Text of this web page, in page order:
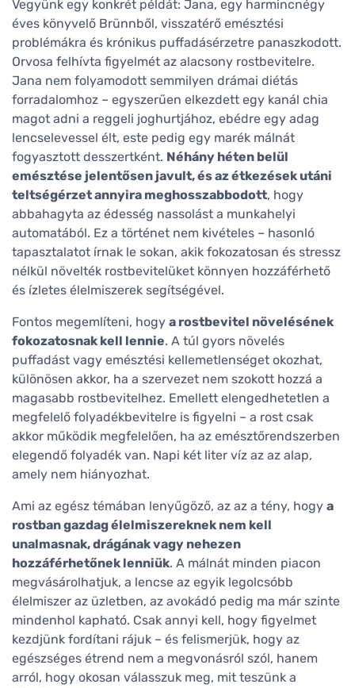
Vegyünk egy konkrét példát: Jana, egy harmincnégy
éves könyvelő Brünnből, visszatérő emésztési
problémákra és krónikus puffadásérzetre panaszkodott.
Orvosa felhívta figyelmét az alacsony rostbevitelre.
Jana nem folyamodott semmilyen drámai diétás
forradalomhoz – egyszerűen elkezdett egy kanál chia
magot adni a reggeli joghurtjához, ebédre egy adag
lencselevessel élt, este pedig egy marék málnát
fogyasztott desszertként. Néhány héten belül
emésztése jelentősen javult, és az étkezések utáni
teltségérzet annyira meghosszabbodott, hogy
abbahagyta az édesség nassolást a munkahelyi
automatából. Ez a történet nem kivételes – hasonló
tapasztalatot írnak le sokan, akik fokozatosan és stressz
nélkül növelték rostbevitelüket könnyen hozzáférhető
és ízletes élelmiszerek segítségével.
Fontos megemlíteni, hogy a rostbevitel növelésének
fokozatosnak kell lennie. A túl gyors növelés
puffadást vagy emésztési kellemetlenséget okozhat,
különösen akkor, ha a szervezet nem szokott hozzá a
magasabb rostbevitelhez. Emellett elengedhetetlen a
megfelelő folyadékbevitelre is figyelni – a rost csak
akkor működik megfelelően, ha az emésztőrendszerben
elegendő folyadék van. Napi két liter víz az az alap,
amely nem hiányozhat.
Ami az egész témában lenyűgöző, az az a tény, hogy a
rostban gazdag élelmiszereknek nem kell
unalmasnak, drágának vagy nehezen
hozzáférhetőnek lenniük. A málnát minden piacon
megvásárolhatjuk, a lencse az egyik legolcsóbb
élelmiszer az üzletben, az avokádó pedig ma már szinte
mindenhol kapható. Csak annyi kell, hogy figyelmet
kezdjünk fordítani rájuk – és felismerjük, hogy az
egészséges étrend nem a megvonásról szól, hanem
arról, hogy okosan válasszuk meg, mit teszünk a